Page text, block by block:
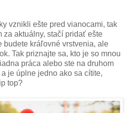
vznikli ešte pred vianocami, tak
za aktuálny, stačí pridať ešte
budete kráľovné vrstvenia, ale
Tak priznajte sa, kto je so mnou
práca alebo ste na druhom
je úplne jedno ako sa cítite,
top?